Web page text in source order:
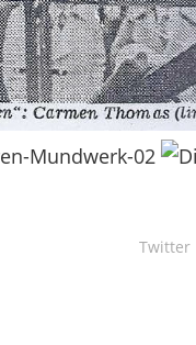
Twitter